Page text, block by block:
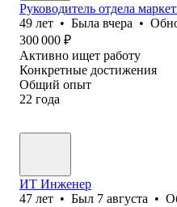
Руководитель отдела
49 лет • Была вчера •
300 000 ₽
Активно ищет работу
Конкретные достижения
Общий опыт
22 года
ИТ Инженер
47 лет • Был 7 августа •